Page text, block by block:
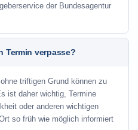
der Bundesagentur
Termin verpasse?
triftigen Grund können zu
ist daher wichtig, Termine
oder anderen wichtigen
so früh wie möglich informiert